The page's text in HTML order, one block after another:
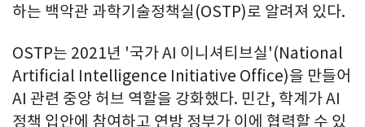
하는 백악관 과학기술정책실(OSTP)로 알려져 있다.
OSTP는 2021년 '국가 AI 이니셔티브실'(National
Artificial Intelligence Initiative Office)을 만들어
AI 관련 중앙 허브 역할을 강화했다. 민간, 학계가 AI
정책 입안에 참여하고 연방 정부가 이에 협력할 수 있